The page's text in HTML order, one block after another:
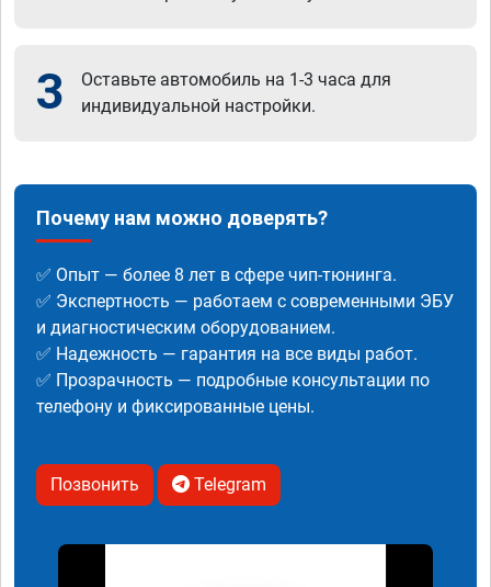
3
Оставьте автомобиль на 1-3 часа для
индивидуальной настройки.
Почему нам можно доверять?
✅ Опыт — более 8 лет в сфере чип-тюнинга.
✅ Экспертность — работаем с современными ЭБУ
и диагностическим оборудованием.
✅ Надежность — гарантия на все виды работ.
✅ Прозрачность — подробные консультации по
телефону и фиксированные цены.
Позвонить Telegram